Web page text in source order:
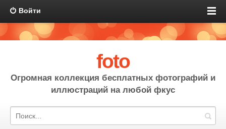
Войти
foto
Огромная коллекция бесплатных фотографий и
иллюстраций на любой фкус